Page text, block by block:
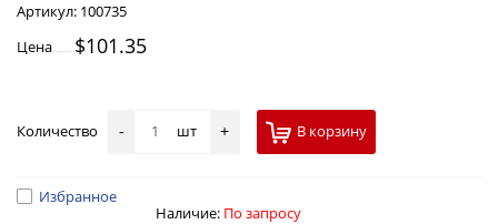
Артикул: 100735
Цена
$101.35
Количество - шт + В корзину
Избранное
Наличие: По запросу